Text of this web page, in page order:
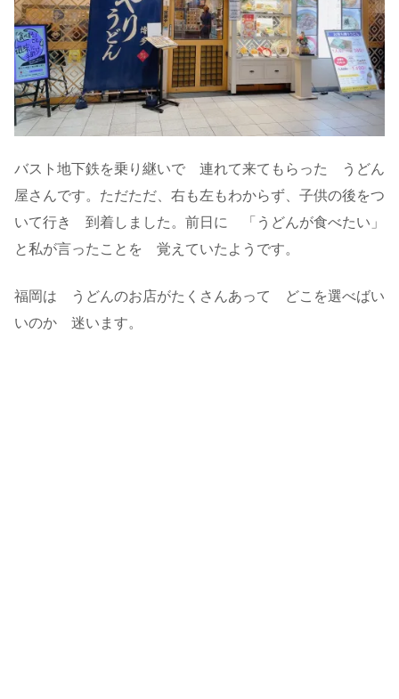
バスト地下鉄を乗り継いで 連れて来てもらった うどん
屋さんです。ただただ、右も左もわからず、子供の後をつ
いて行き 到着しました。前日に 「うどんが食べたい」
と私が言ったことを 覚えていたようです。
福岡は うどんのお店がたくさんあって どこを選べばい
いのか 迷います。